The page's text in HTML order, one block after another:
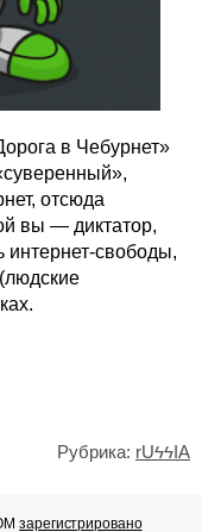
в Чебурнет»
отсюда
вы — диктатор,
свободы,
Рубрика: rUϟϟIA
зарегистрировано